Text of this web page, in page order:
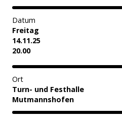
Datum
Freitag
14.11.25
20.00
Ort
Turn- und Festhalle
Mutmannshofen